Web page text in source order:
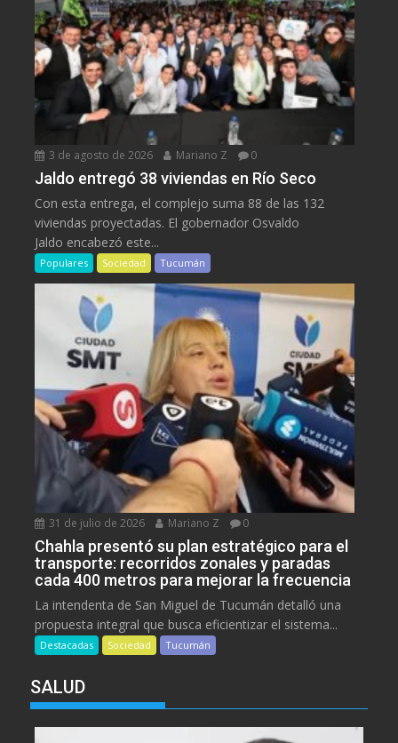
3 de agosto de 2026 Mariano Z 0
Jaldo entregó 38 viviendas en Río Seco
Con esta entrega, el complejo suma 88 de las 132
viviendas proyectadas. El gobernador Osvaldo
Jaldo encabezó este...
Populares Sociedad Tucumán
31 de julio de 2026 Mariano Z 0
Chahla presentó su plan estratégico para el
transporte: recorridos zonales y paradas
cada 400 metros para mejorar la frecuencia
La intendenta de San Miguel de Tucumán detalló una
propuesta integral que busca eficientizar el sistema...
Destacadas Sociedad Tucumán
SALUD